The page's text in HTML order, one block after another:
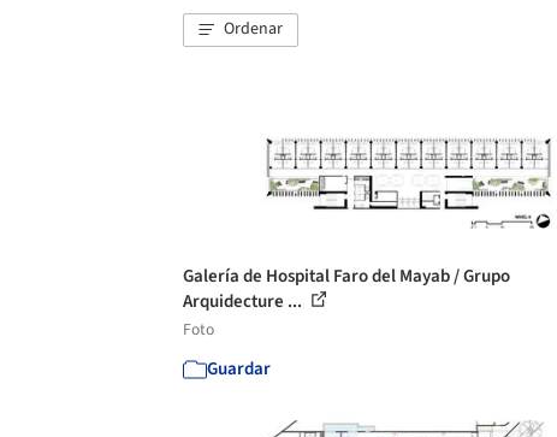
Ordenar
Galería de Hospital Faro del Mayab / Grupo
Arquidecture ...
Foto
Guardar